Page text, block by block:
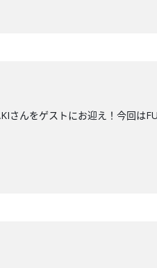
さんをゲストにお迎え！今回は